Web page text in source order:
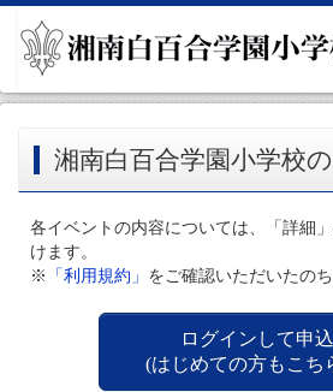
湘南白百合学園小学校
各イベントの内容については、「詳細
けます。
※
「利用規約」 をご確認いただいたの
ログインして申
(はじめての方もこち